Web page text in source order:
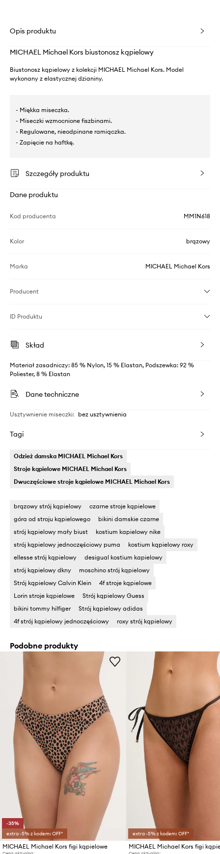
Opis produktu
MICHAEL Michael Kors biustonosz kąpielowy
Biustonosz kąpielowy z kolekcji MICHAEL Michael Kors. Model
wykonany z elastycznej dzianiny.
- Miękka miseczka.
- Miseczki wzmocnione fiszbinami.
- Regulowane, nieodpinane ramiączka.
- Zapięcie na haftkę.
Szczegóły produktu
Dane produktu
Kod producenta MM1N618
Kolor brązowy
Marka MICHAEL Michael Kors
Producent
ID Produktu
Skład
Materiał zasadniczy: 85 % Nylon, 15 % Elastan, Podszewka: 92 %
Poliester, 8 % Elastan
Dane techniczne
Usztywnienie miseczki: bez usztywnienia
Tagi
Odzież damska MICHAEL Michael Kors
Stroje kąpielowe MICHAEL Michael Kors
Dwuczęściowe stroje kąpielowe MICHAEL Michael Kors
brązowy strój kąpielowy
czarne stroje kąpielowe
góra od stroju kąpielowego
bikini damskie czarne
strój kąpielowy mały biust
kostium kapielowy nike
strój kąpielowy jednoczęściowy puma
kostium kąpielowy roxy
ellesse strój kąpielowy
desigual kostium kapielowy
strój kąpielowy dkny
moschino strój kąpielowy
Strój kąpielowy Calvin Klein
4f stroje kąpielowe
Lorin stroje kąpielowe
Strój kąpielowy Guess
bikini tommy hilfiger
Strój kąpielowy adidas
4f strój kąpielowy jednoczęściowy
roxy strój kąpielowy
Podobne produkty
-35%
extra -5% z kodem: OFF*
MICHAEL Michael Kors figi kąpielowe
extra -5% z kodem: OFF*